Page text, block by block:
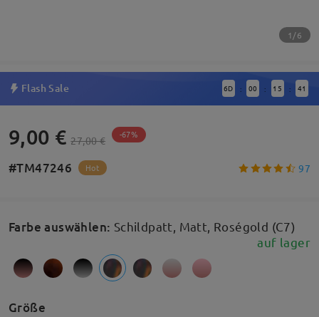
1/6
Flash Sale 6D : 00 : 15 : 41
9,00 € 27,00 € -67%
#TM47246 Hot 97
Farbe auswählen: Schildpatt, Matt, Roségold (C7)
auf lager
Größe